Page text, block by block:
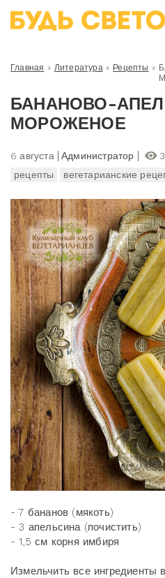
Главная » Литература» Рецепты »
БАНАНОВО-
МОРОЖЕНОЕ
6 августа Администратор
рецепты
вегетарианские
- 7 бананов (мякоть)
- 3 апельсина (почистить)
- 1,5 см корня имбиря
Измельчить все ингредиенты